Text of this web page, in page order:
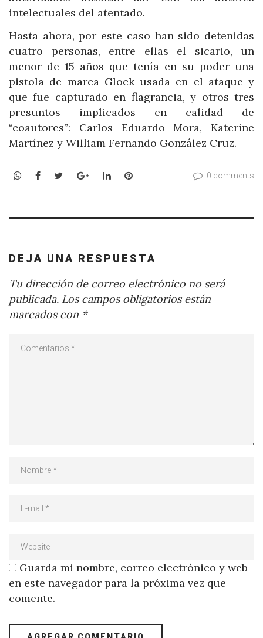
intelectuales del atentado.
Hasta ahora, por este caso han sido detenidas
cuatro personas, entre ellas el sicario, un
menor de 15 años que tenía en su poder una
pistola de marca Glock usada en el ataque y
que fue capturado en flagrancia, y otros tres
presuntos implicados en calidad de
“coautores”: Carlos Eduardo Mora, Katerine
Martínez y William Fernando González Cruz.
WhatsApp
Facebook
TwitterGoogle+LinkedInPinterest 0 comments
DEJA UNA RESPUESTA
Tu dirección de correo electrónico no será
publicada. Los campos obligatorios están
marcados con *
Guarda mi nombre, correo electrónico y web
en este navegador para la próxima vez que
comente.